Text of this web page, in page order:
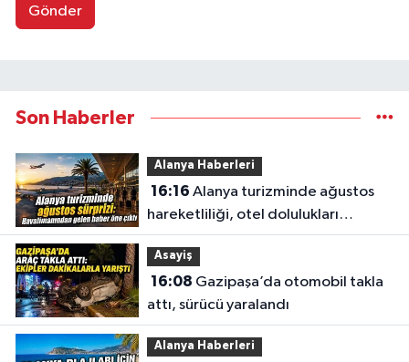
Gönder
Son Haberler
Alanya Haberleri
16:16
hareketliliği, otel dolulukları
yükseldi
Asayiş
16:08
attı, sürücü yaralandı
Alanya Haberleri